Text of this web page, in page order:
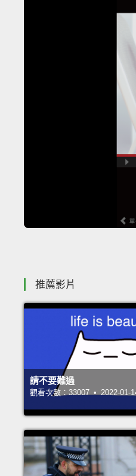
推薦影片
請不要難過
觀看次數：33007 • 2022-01-